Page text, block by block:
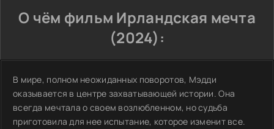
О чём фильм Ирландская мечта
(2024):
В мире, полном неожиданных поворотов, Мэдди
оказывается в центре захватывающей истории. Она
всегда мечтала о своем возлюбленном, но судьба
приготовила для нее испытание, которое изменит все.